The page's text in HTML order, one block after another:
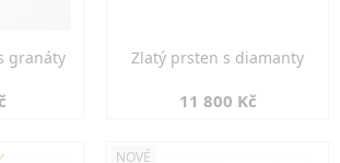
granáty Zlatý prsten s diamanty
11 800 Kč
NOVÉ